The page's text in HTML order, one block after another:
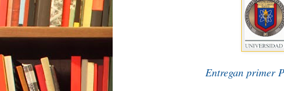
Entregan primer